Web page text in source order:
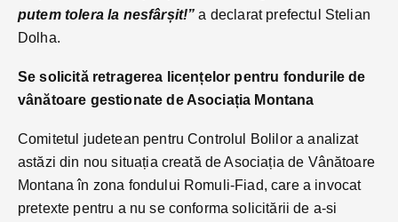
putem tolera la nesfârșit!”a declarat prefectul Stelian
Dolha.
Se solicită retragerea licențelor pentru fondurile de
vânătoare gestionate de Asociația Montana
Comitetul judetean pentru Controlul Bolilor a analizat
astăzi din nou situația creată de Asociația de Vânătoare
Montana în zona fondului Romuli-Fiad, care a invocat
pretexte pentru a nu se conforma solicitării de a-si